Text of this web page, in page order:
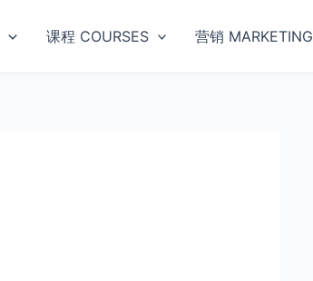
课程 COURSES 营销 MARKETING